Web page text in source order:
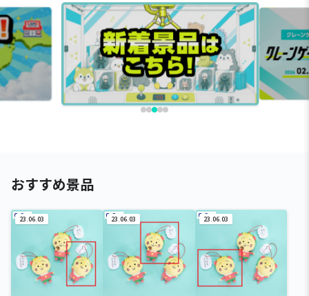
おすすめ景品
23.06.03 23.06.03 23.06.03